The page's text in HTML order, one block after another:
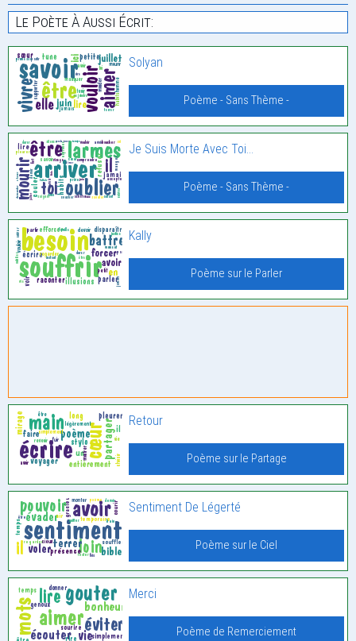
Le Poète À Aussi Écrit:
Solyan
Poème - Sans Thème -
Je Suis Morte Avec Toi…
Poème - Sans Thème -
Kally
Poème sur le Parler
Retour
Poème sur le Partage
Sentiment De Légerté
Poème sur le Ciel
Merci
Poème de Remerciement